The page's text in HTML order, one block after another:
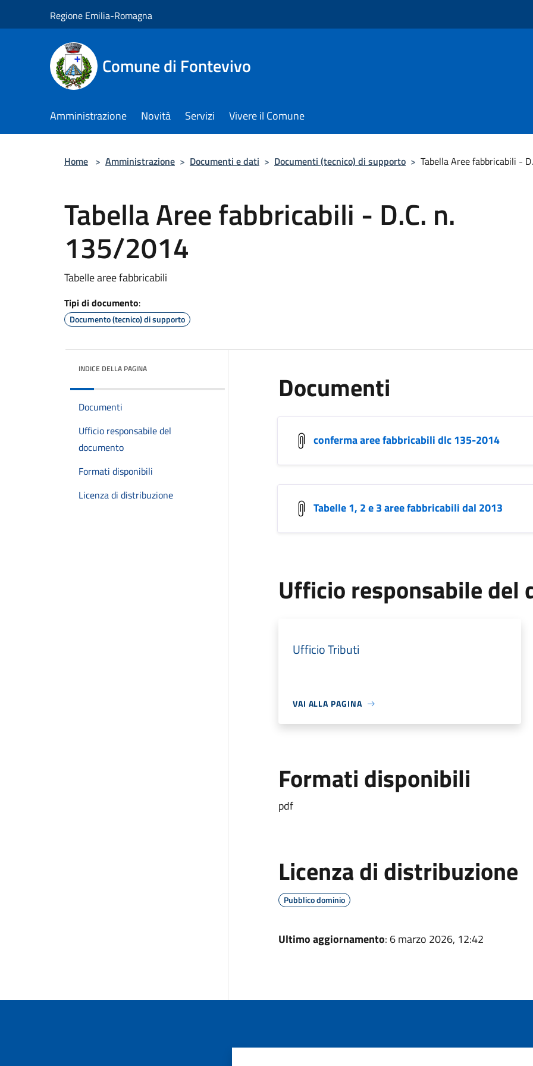
Regione Emilia-Romagna
Comune di Fontevivo
Amministrazione Novità Servizi Vivere il Comune
Home > Amministrazione > Documenti e dati > Documenti (tecnico) di supporto > Tabella Aree fabbricabili -
Tabella Aree fabbricabili - D.C. n.
135/2014
Tabelle aree fabbricabili
Tipi di documento:
Documento (tecnico) di supporto
INDICE DELLA PAGINA
Documenti
Ufficio responsabile del
documento
Formati disponibili
Licenza di distribuzione
Documenti
conferma aree fabbricabili dlc 135-2014
Tabelle 1, 2 e 3 aree fabbricabili dal 2013
Ufficio responsabile del
Ufficio Tributi
VAI ALLA PAGINA
Formati disponibili
pdf
Licenza di distribuzione
Pubblico dominio
Ultimo aggiornamento: 6 marzo 2026, 12:42